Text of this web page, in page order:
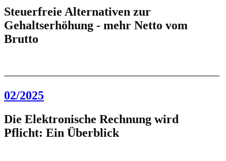
Steuerfreie Alternativen zur
Gehaltserhöhung - mehr Netto vom
Brutto
02/2025
Die Elektronische Rechnung wird
Pflicht: Ein Überblick